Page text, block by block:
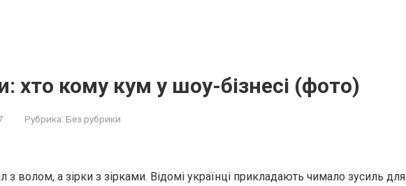
хто кому кум у шоу-бізнесі (фото)
Рубрика: Без рубрики
з волом, а зірки з зірками. Відомі українці прикладають чимало зусиль для